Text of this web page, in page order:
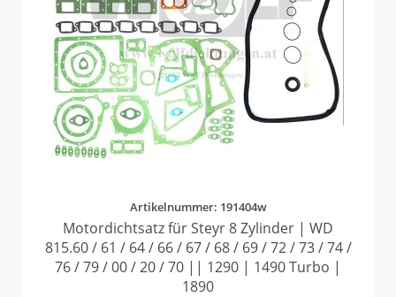
Artikelnummer: 191404w
Motordichtsatz für Steyr 8 Zylinder | WD
815.60 / 61 / 64 / 66 / 67 / 68 / 69 / 72 / 73 / 74 /
76 / 79 / 00 / 20 / 70 || 1290 | 1490 Turbo |
1890